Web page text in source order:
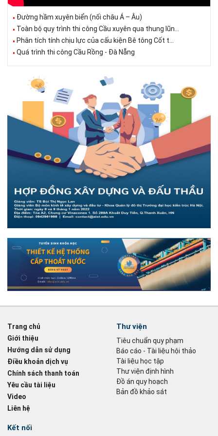
Đường hầm xuyên biển (nối châu Á – Âu)
Toàn bộ quy trình thi công Cầu xuyên qua thung lũn...
Phân tích tính chịu lực của cấu kiện Bê tông Cốt t...
Quá trình thi công Cầu Rồng - Đà Nẵng
Trang chủ
Giới thiệu
Hướng dẫn sử dụng
Điều khoản dịch vụ
Chính sách thanh toán
Yêu cầu tài liệu
Video
Liên hệ
Thư viện
Tiêu chuẩn quy phạm
Báo cáo - Tài liệu hội thảo
Tài liệu học tập
Thư viện định hình
Đồ án quy hoạch
Bản đồ khảo sát
Kết nối